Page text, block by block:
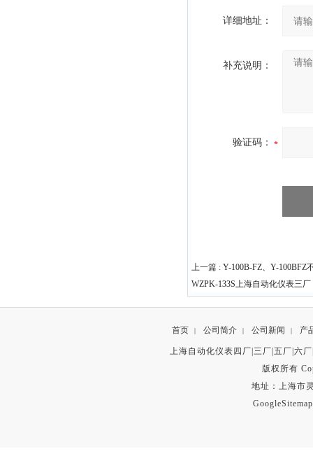
详细地址：
补充说明：
验证码：
上一篇 : Y-100B-FZ、Y-100BFZ
WZPK-133S上海自动化仪表三厂
首页 | 公司简介 | 公司新闻 | 产
上海自动化仪表四厂|三厂|五厂|六
版权所有
地址：上海市
GoogleSitemap